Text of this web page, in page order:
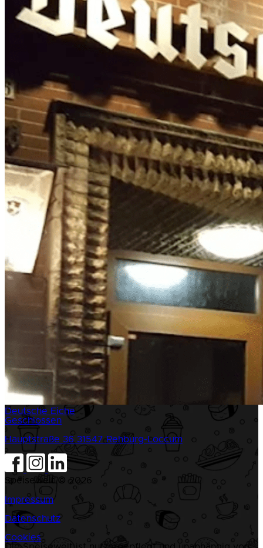
Deutsche Eiche
Geschlossen
Hauptstraße 36 31547 Rehburg-Loccum
Speisewelt © 2026
Impressum
Datenschutz
Cookies